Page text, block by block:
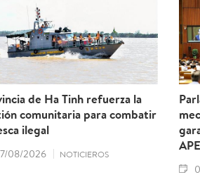
de Ha Tinh refuerza la
comunitaria para combatir
ilegal
08/2026 NOTICIEROS